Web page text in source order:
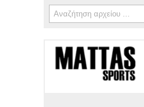
Φόρμα αναζήτησης
Αναζήτηση